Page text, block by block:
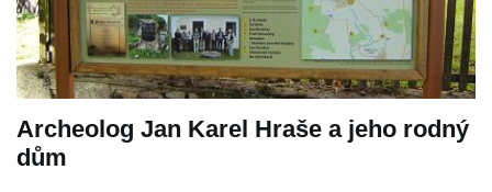
Archeolog Jan Karel Hraše a jeho rodný
dům